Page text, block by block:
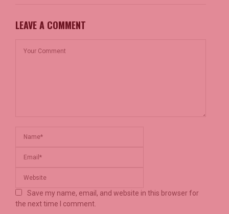
LEAVE A COMMENT
Save my name, email, and website in this browser for
the next time I comment.